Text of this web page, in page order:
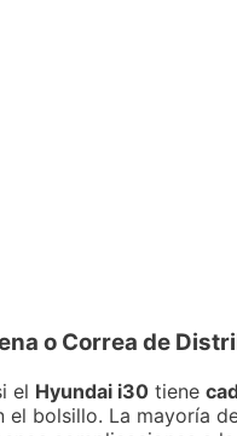
o Correa de
el Hyundai i30 tiene
el bolsillo. La mayoría